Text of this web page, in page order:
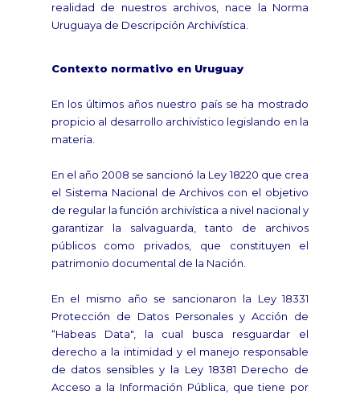
realidad de nuestros archivos, nace la Norma
Uruguaya de Descripción Archivística.
Contexto normativo en Uruguay
En los últimos años nuestro país se ha mostrado
propicio al desarrollo archivístico legislando en la
materia.
En el año 2008 se sancionó la Ley 18220 que crea
el Sistema Nacional de Archivos con el objetivo
de regular la función archivística a nivel nacional y
garantizar la salvaguarda, tanto de archivos
públicos como privados, que constituyen el
patrimonio documental de la Nación.
En el mismo año se sancionaron la Ley 18331
Protección de Datos Personales y Acción de
“Habeas Data", la cual busca resguardar el
derecho a la intimidad y el manejo responsable
de datos sensibles y la Ley 18381 Derecho de
Acceso a la Información Pública, que tiene por